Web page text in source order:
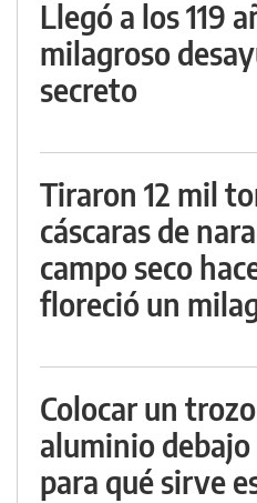
Llegó a los 119
milagroso
secreto
Tiraron 12 mil
cáscaras de
campo seco
floreció un
Colocar un
aluminio
para qué sirve